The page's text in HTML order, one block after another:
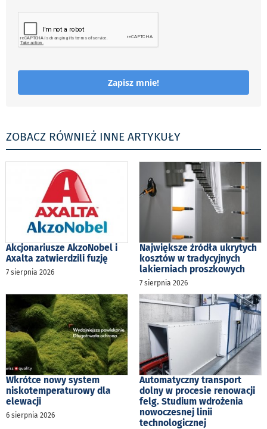
Zapisz mnie!
ZOBACZ RÓWNIEŻ INNE ARTYKUŁY
Akcjonariusze AkzoNobel i
Axalta zatwierdzili fuzję
7 sierpnia 2026
Największe źródła ukrytych
kosztów w tradycyjnych
lakierniach proszkowych
7 sierpnia 2026
Wkrótce nowy system
niskotemperaturowy dla
elewacji
6 sierpnia 2026
Automatyczny transport
dolny w procesie renowacji
felg. Studium wdrożenia
nowoczesnej linii
technologicznej